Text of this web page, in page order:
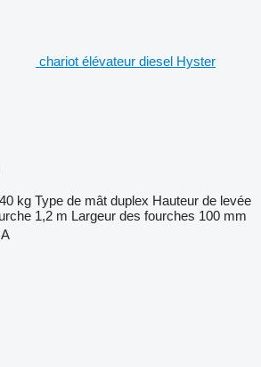
chariot élévateur diesel Hyster
kg Type de mât duplex Hauteur de levée
1,2 m Largeur des fourches 100 mm